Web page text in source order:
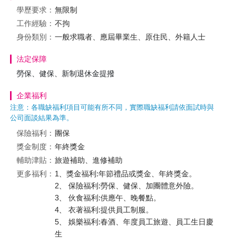
學歷要求： 無限制
工作經驗： 不拘
身份類別： 一般求職者、應屆畢業生、原住民、外籍人士
法定保障
勞保、健保、新制退休金提撥
企業福利
注意：各職缺福利項目可能有所不同，實際職缺福利請依面試時與
公司面談結果為準。
保險福利： 團保
獎金制度： 年終獎金
輔助津貼： 旅遊補助、進修補助
更多福利： 1、獎金福利:年節禮品或獎金、年終獎金。
2、 保險福利:勞保、健保、加團體意外險。
3、 伙食福利:供應午、晚餐點。
4、 衣著福利:提供員工制服。
5、 娛樂福利:春酒、年度員工旅遊、員工生日慶
生